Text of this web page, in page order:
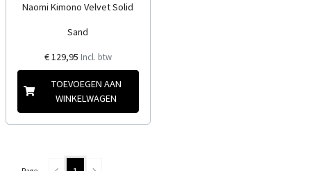
Naomi Kimono Velvet Solid
Sand
€ 129,95 Incl. btw
TOEVOEGEN AAN
WINKELWAGEN